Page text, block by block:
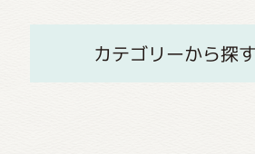
カテゴリーから探